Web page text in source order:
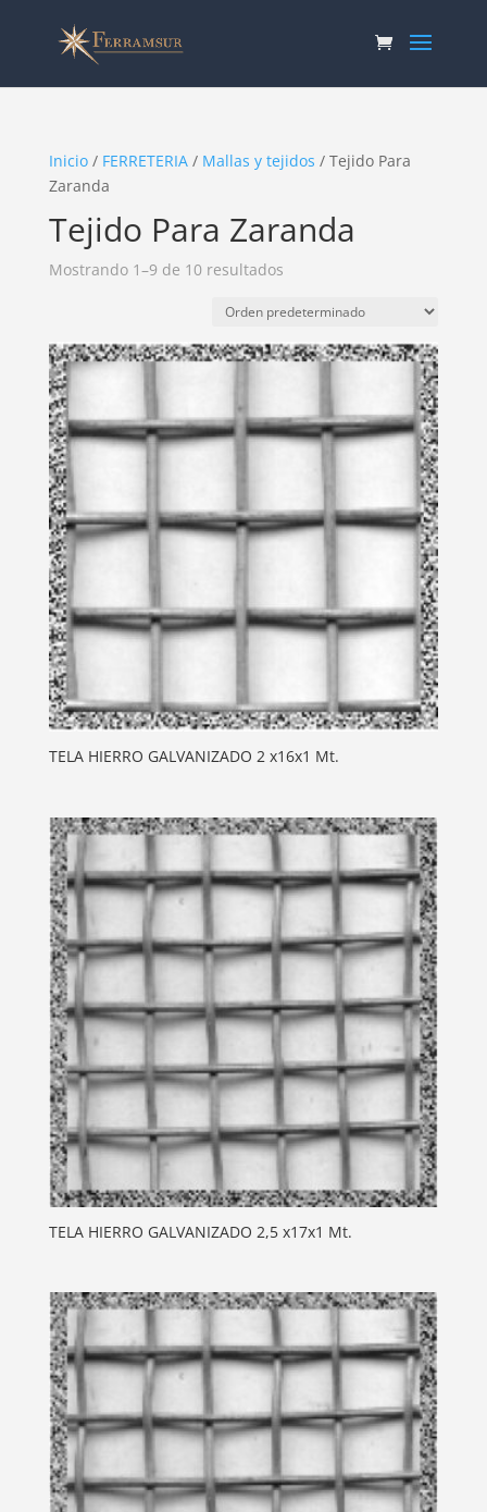
Inicio/ FERRETERIA/ Mallas y tejidos / Tejido Para
Zaranda
Tejido Para Zaranda
Mostrando 1–9 de 10 resultados
TELA HIERRO GALVANIZADO 2 x16x1 Mt.
TELA HIERRO GALVANIZADO 2,5 x17x1 Mt.